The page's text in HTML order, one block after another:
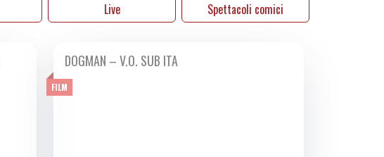
Live Spettacoli comici
FILM
DA GIO 12/10 A LUN 06/11 2023
DOGMAN – V.O. SUB ITA